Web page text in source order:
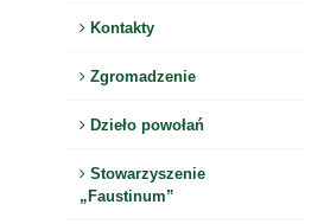
Kontakty
Zgromadzenie
Dzieło powołań
Stowarzyszenie
„Faustinum”